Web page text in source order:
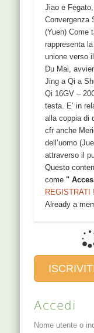
Jiao e
Convergenza
(Yuen) Come
rappresenta
unione verso
Du Mai,
Jing a Qi a
Qi 16GV –
testa. E’ in
alla coppia di
cfr anche
dell’uomo
attraverso il
Questo
come"
REGISTRATI !
Already a
Accedi
Nome utente o